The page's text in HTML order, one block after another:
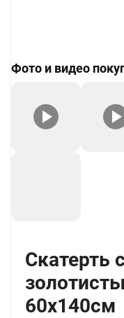
Фото и видео
Скатерть
60x140см